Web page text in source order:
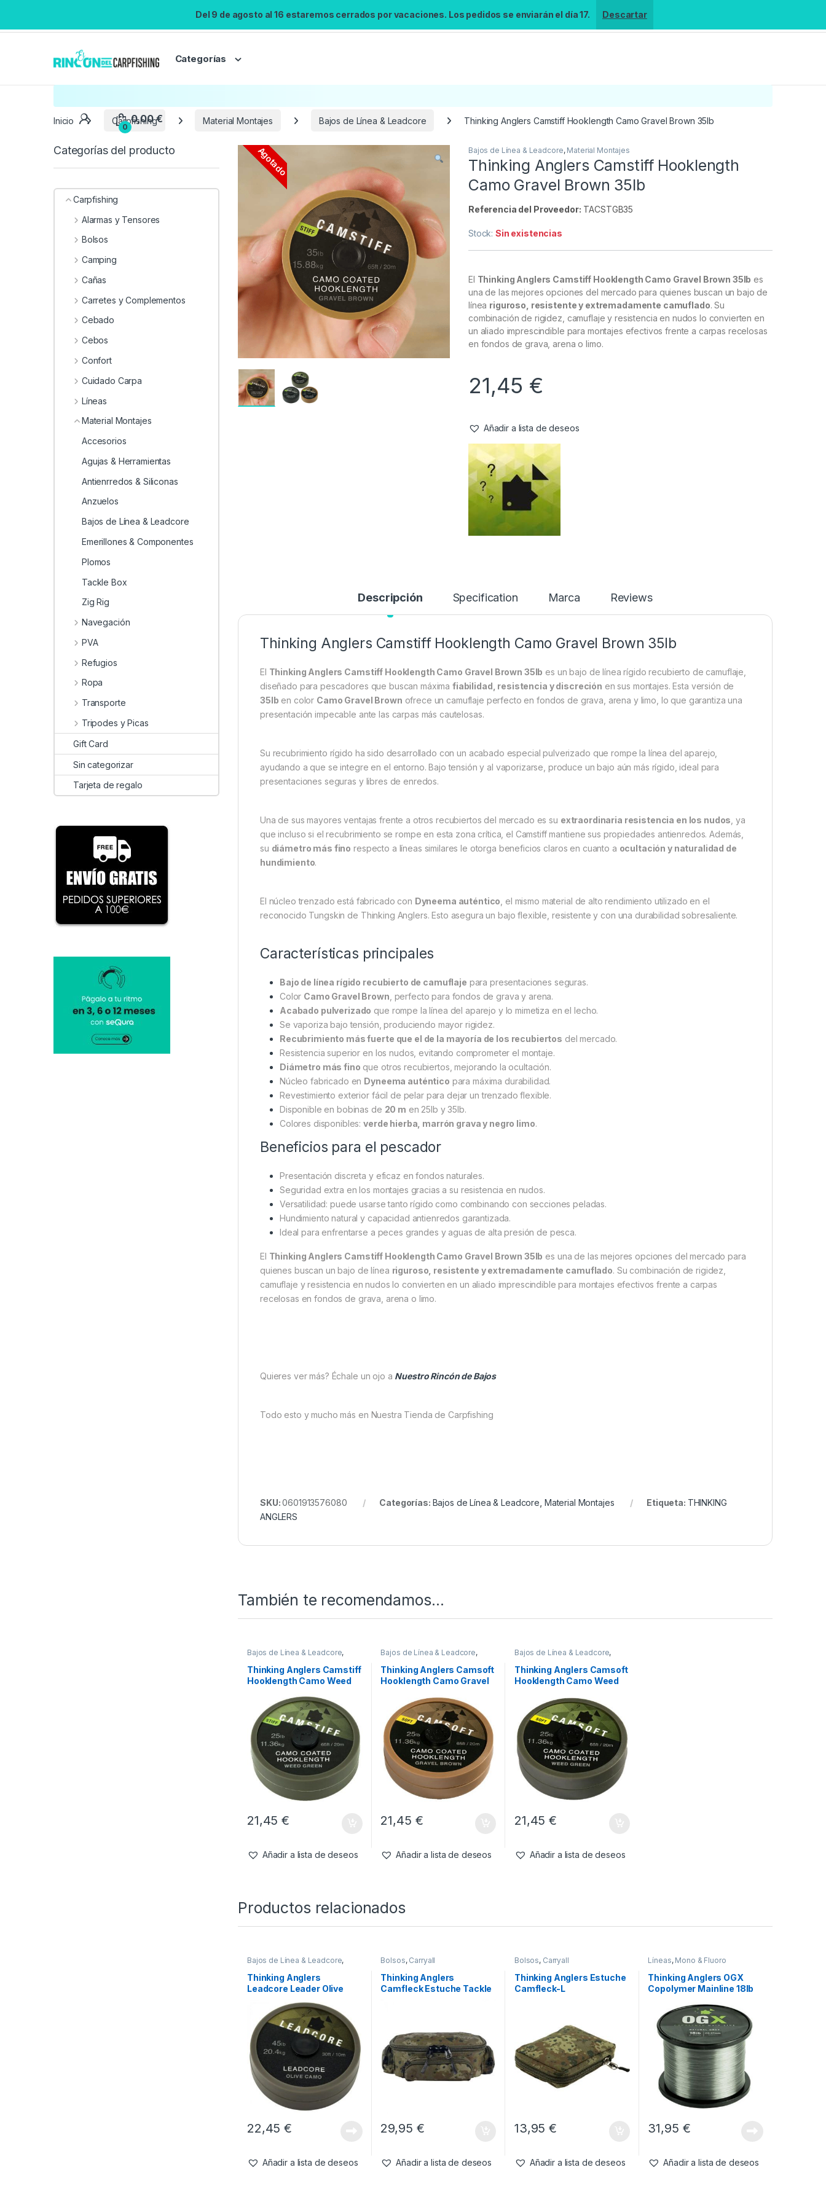
Del 9 de agosto al 16 estaremos cerrados por vacaciones. Los pedidos se enviarán el día 17. Descartar
Categorías
Búsqueda no disponible
No se pudo cargar el widget de búsqueda.
Inténtalo de nuevo.
Reintentar
Inicio Carpfishing Material Montajes Bajos de Línea & Leadcore Thinking Anglers Camstiff Hooklength Camo Gravel Brown 35lb
Agotado Bajos de Línea & Leadcore, Material Montajes
Thinking Anglers Camstiff Hooklength
Camo Gravel Brown 35lb
Referencia del Proveedor: TACSTGB35
Stock:Sin existencias
El Thinking Anglers Camstiff Hooklength Camo Gravel Brown 35lb es
una de las mejores opciones del mercado para quienes buscan un bajo de
línea riguroso, resistente y extremadamente camuflado. Su
combinación de rigidez, camuflaje y resistencia en nudos lo convierten en
un aliado imprescindible para montajes efectivos frente a carpas recelosas
en fondos de grava, arena o limo.
21,45 €
Añadir a lista de deseos
Descripción Specification Marca Reviews
Thinking Anglers Camstiff Hooklength Camo Gravel Brown 35lb
El Thinking Anglers Camstiff Hooklength Camo Gravel Brown 35lb es un bajo de línea rígido recubierto de camuflaje,
diseñado para pescadores que buscan máxima fiabilidad, resistencia y discreción en sus montajes. Esta versión de
35lb en color Camo Gravel Brown ofrece un camuflaje perfecto en fondos de grava, arena y limo, lo que garantiza una
presentación impecable ante las carpas más cautelosas.
Su recubrimiento rígido ha sido desarrollado con un acabado especial pulverizado que rompe la línea del aparejo,
ayudando a que se integre en el entorno. Bajo tensión y al vaporizarse, produce un bajo aún más rígido, ideal para
presentaciones seguras y libres de enredos.
Una de sus mayores ventajas frente a otros recubiertos del mercado es su extraordinaria resistencia en los nudos , ya
que incluso si el recubrimiento se rompe en esta zona crítica, el Camstiff mantiene sus propiedades antienredos. Además,
su diámetro más fino respecto a líneas similares le otorga beneficios claros en cuanto a ocultación y naturalidad de
hundimiento.
El núcleo trenzado está fabricado con Dyneema auténtico , el mismo material de alto rendimiento utilizado en el
reconocido Tungskin de Thinking Anglers. Esto asegura un bajo flexible, resistente y con una durabilidad sobresaliente.
Características principales
Bajo de línea rígido recubierto de camuflaje para presentaciones seguras.
Color Camo Gravel Brown , perfecto para fondos de grava y arena.
Acabado pulverizado que rompe la línea del aparejo y lo mimetiza en el lecho.
Se vaporiza bajo tensión, produciendo mayor rigidez.
Recubrimiento más fuerte que el de la mayoría de los recubiertos del mercado.
Resistencia superior en los nudos, evitando comprometer el montaje.
Diámetro más fino que otros recubiertos, mejorando la ocultación.
Núcleo fabricado en Dyneema auténtico para máxima durabilidad.
Revestimiento exterior fácil de pelar para dejar un trenzado flexible.
Disponible en bobinas de 20 m en 25lb y 35lb.
Colores disponibles:verde hierba, marrón grava y negro limo.
Beneficios para el pescador
Presentación discreta y eficaz en fondos naturales.
Seguridad extra en los montajes gracias a su resistencia en nudos.
Versatilidad: puede usarse tanto rígido como combinando con secciones peladas.
Hundimiento natural y capacidad antienredos garantizada.
Ideal para enfrentarse a peces grandes y aguas de alta presión de pesca.
El Thinking Anglers Camstiff Hooklength Camo Gravel Brown 35lb es una de las mejores opciones del mercado para
quienes buscan un bajo de línea riguroso, resistente y extremadamente camuflado. Su combinación de rigidez,
camuflaje y resistencia en nudos lo convierten en un aliado imprescindible para montajes efectivos frente a carpas
recelosas en fondos de grava, arena o limo.
Quieres ver más? Échale un ojo a Nuestro Rincón de Bajos
Todo esto y mucho más en Nuestra Tienda de Carpfishing
SKU:0601913576080 Categorías: Bajos de Línea & Leadcore Material Montajes Etiqueta: THINKING
ANGLERS
También te recomendamos…
Bajos de Línea & Leadcore,
Material Montajes
Thinking Anglers Camstiff
Hooklength Camo Weed
21,45€
Añadir a lista de deseos
Bajos de Línea & Leadcore,
Material Montajes
Thinking Anglers Camsoft
Hooklength Camo Gravel
21,45 €
Añadir a lista de deseos
Bajos de Línea & Leadcore,
Material Montajes
Thinking Anglers Camsoft
Hooklength Camo Weed
21,45€
Añadir a lista de deseos
Productos relacionados
Bajos de Línea & Leadcore,
Material Montajes
Thinking Anglers
Leadcore Leader Olive
22,45€
Añadir a lista de deseos
Bolsos, Carryall
Thinking Anglers
Camfleck Estuche Tackle
29,95 €
Añadir a lista de deseos
Bolsos, Carryall
Thinking Anglers Estuche
Camfleck-L
13,95€
Añadir a lista de deseos
Líneas, Mono & Fluoro
Thinking Anglers OGX
Copolymer Mainline 18lb
31,95 €
Añadir a lista de deseos
Categorías del producto
Carpfishing
Alarmas y Tensores
Bolsos
Camping
Cañas
Carretes y Complementos
Cebado
Cebos
Confort
Cuidado Carpa
Líneas
Material Montajes
Accesorios
Agujas & Herramientas
Antienrredos & Siliconas
Anzuelos
Bajos de Línea & Leadcore
Emerillones & Componentes
Plomos
Tackle Box
Zig Rig
Navegación
PVA
Refugios
Ropa
Transporte
Tripodes y Picas
Gift Card
Sin categorizar
Tarjeta de regalo